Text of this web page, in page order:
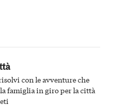
con le avventure che
famiglia in giro per la città